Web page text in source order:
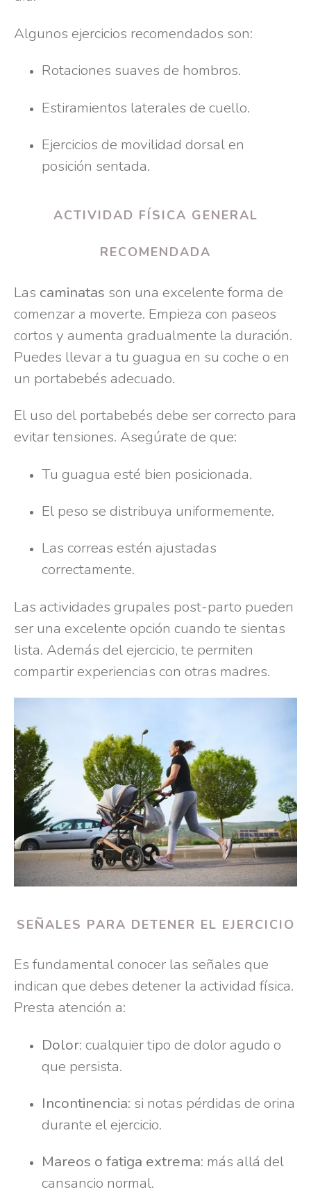
Algunos ejercicios recomendados son:
Rotaciones suaves de hombros.
Estiramientos laterales de cuello.
Ejercicios de movilidad dorsal en
posición sentada.
ACTIVIDAD FÍSICA GENERAL
RECOMENDADA
Las caminatas son una excelente forma de
comenzar a moverte. Empieza con paseos
cortos y aumenta gradualmente la duración.
Puedes llevar a tu guagua en su coche o en
un portabebés adecuado.
El uso del portabebés debe ser correcto para
evitar tensiones. Asegúrate de que:
Tu guagua esté bien posicionada.
El peso se distribuya uniformemente.
Las correas estén ajustadas
correctamente.
Las actividades grupales post-parto pueden
ser una excelente opción cuando te sientas
lista. Además del ejercicio, te permiten
compartir experiencias con otras madres.
SEÑALES PARA DETENER EL EJERCICIO
Es fundamental conocer las señales que
indican que debes detener la actividad física.
Presta atención a:
Dolor: cualquier tipo de dolor agudo o
que persista.
Incontinencia: si notas pérdidas de orina
durante el ejercicio.
Mareos o fatiga extrema: más allá del
cansancio normal.